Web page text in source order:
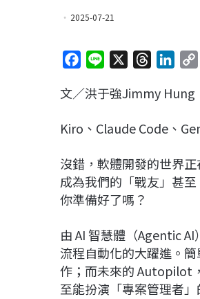
2025-07-21
c
b
o
k
n
r
a
s
n
e
I
n
文／洪于強Jimmy Hung
Kiro 、 Claude Code 、
沒錯，軟體開發的世界
成為我們的「戰友」甚
你準備好了嗎？
由 AI 智慧體（Agentic
流程自動化的大躍進。
作；而未來的 Autopilot
至能扮演「專案管理者